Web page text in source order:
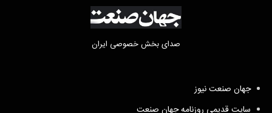
صدای بخش خصوصی ایران
جهان صنعت نیوز
سایت قدیمی روزنامه جهان صنعت